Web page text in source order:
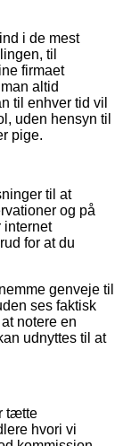
i de mest
til
firmaet
altid
til enhver tid vil
uden hensyn til
pige.
til at
og på
internet
for at du
genveje til
ses faktisk
notere en
udnyttes til at
tætte
hvori vi